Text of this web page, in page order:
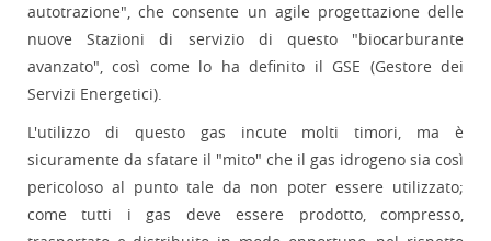
autotrazione", che consente un agile progettazione delle
nuove Stazioni di servizio di questo "biocarburante
avanzato", così come lo ha definito il GSE (Gestore dei
Servizi Energetici).
L'utilizzo di questo gas incute molti timori, ma è
sicuramente da sfatare il "mito" che il gas idrogeno sia così
pericoloso al punto tale da non poter essere utilizzato;
come tutti i gas deve essere prodotto, compresso,